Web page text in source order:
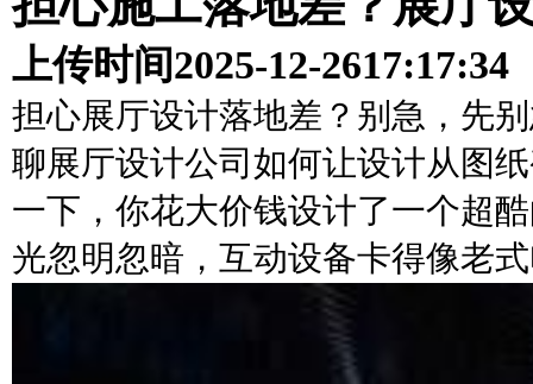
上传时间2025-12-2617:17:34
担心展厅设计落地差？别急，先
聊展厅设计公司如何让设计从图
一下，你花大价钱设计了一个超
光忽明忽暗，互动设备卡得像